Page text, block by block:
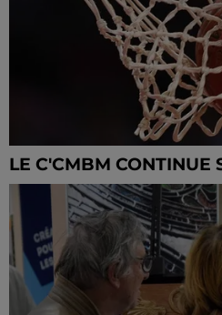
LE C'CMBM CONTINUE